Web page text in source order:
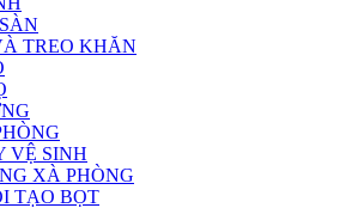
TREO KHĂN
VỆ SINH
XÀ PHÒNG
TẠO BỌT